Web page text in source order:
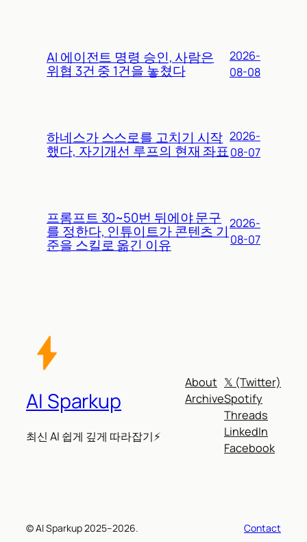
AI 에이전트 명령 승인, 사람은
위협 3건 중 1건을 놓쳤다
2026-
08-08
하네스가 스스로를 고치기 시작
했다, 자기개선 루프의 현재 좌표
2026-
08-07
프롬프트 30~50번 뒤에야 문구
를 정한다, 인튜이트가 콘텐츠 기
준을 스킬로 옮긴 이유
2026-
08-07
AI Sparkup
최신 AI 쉽게 깊게 따라잡기⚡
About
Archive
𝕏 (Twitter)
Spotify
Threads
LinkedIn
Facebook
© AI Sparkup 2025–2026. Contact